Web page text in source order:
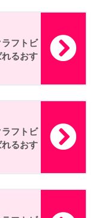
フトビ
るおす
フトビ
るおす